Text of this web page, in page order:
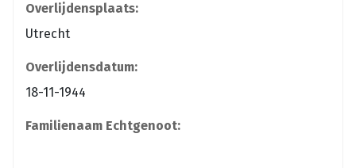
Overlijdensplaats:
Utrecht
Overlijdensdatum:
18-11-1944
Familienaam Echtgenoot: